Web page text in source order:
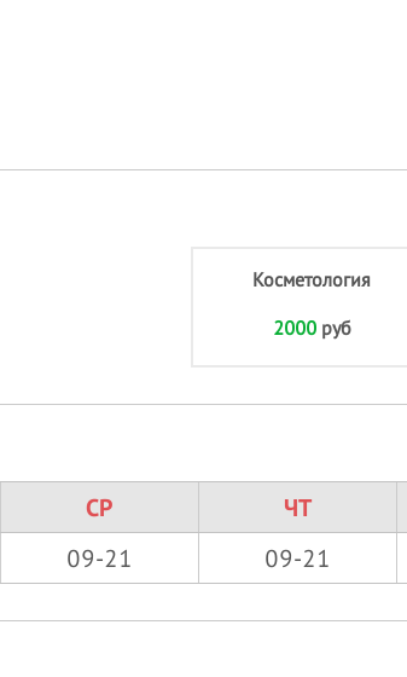
Косметология
2000руб
СР ЧТ
09-21 09-21